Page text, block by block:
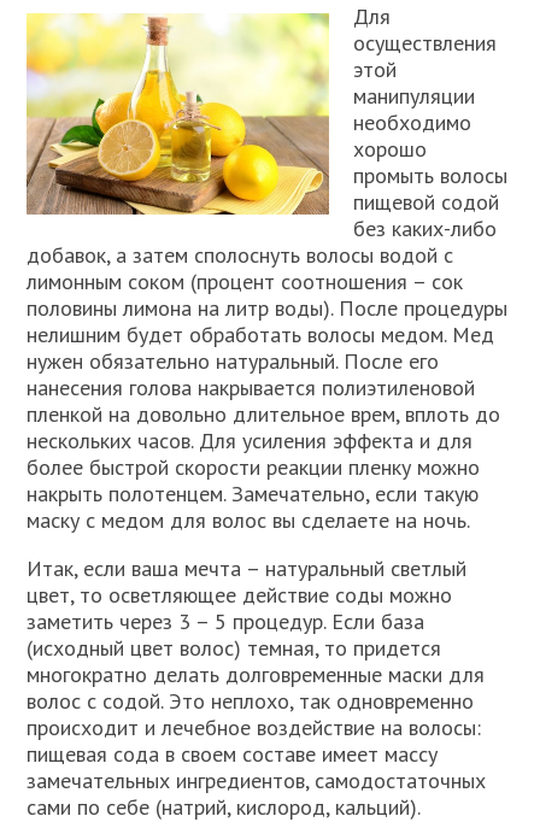
Для
осуществления
этой
манипуляции
необходимо
хорошо
промыть волосы
пищевой содой
без каких-либо
добавок, а затем сполоснуть волосы водой с
лимонным соком (процент соотношения – сок
половины лимона на литр воды). После процедуры
нелишним будет обработать волосы медом. Мед
нужен обязательно натуральный. После его
нанесения голова накрывается полиэтиленовой
пленкой на довольно длительное врем, вплоть до
нескольких часов. Для усиления эффекта и для
более быстрой скорости реакции пленку можно
накрыть полотенцем. Замечательно, если такую
маску с медом для волос вы сделаете на ночь.
Итак, если ваша мечта – натуральный светлый
цвет, то осветляющее действие соды можно
заметить через 3 – 5 процедур. Если база
(исходный цвет волос) темная, то придется
многократно делать долговременные маски для
волос с содой. Это неплохо, так одновременно
происходит и лечебное воздействие на волосы:
пищевая сода в своем составе имеет массу
замечательных ингредиентов, самодостаточных
сами по себе (натрий, кислород, кальций).